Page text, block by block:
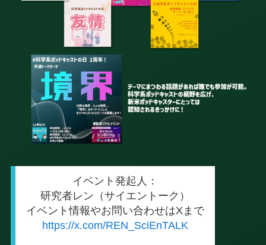
イベント発起人：
研究者レン（サイエントーク）
イベント情報やお問い合わせはXまで
https://x.com/REN_SciEnTALK